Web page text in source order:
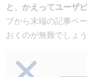
と、かえってユーザ
プから末端の記事ペ
おくのが無難でしょう